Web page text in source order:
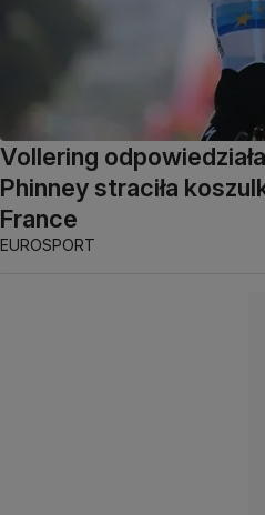
Vollering
Phinney straciła
France
EUROSPORT